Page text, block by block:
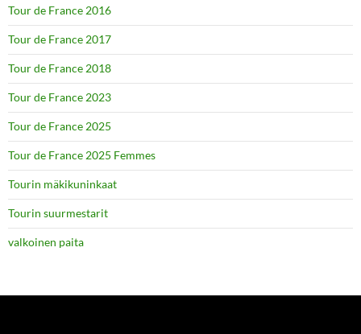
Tour de France 2016
Tour de France 2017
Tour de France 2018
Tour de France 2023
Tour de France 2025
Tour de France 2025 Femmes
Tourin mäkikuninkaat
Tourin suurmestarit
valkoinen paita